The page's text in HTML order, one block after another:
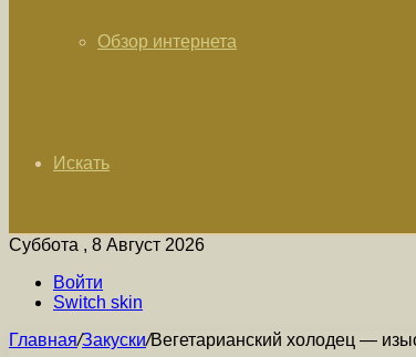
Обзор интернета
Искать
Суббота , 8 Август 2026
Войти
Switch skin
Главная/Закуски/Вегетарианский холодец —